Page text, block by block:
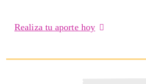
Realiza tu aporte hoy